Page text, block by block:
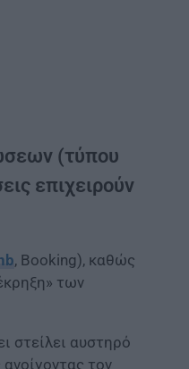
(τύπου
επιχειρούν
, Booking), καθώς
των
στείλει αυστηρό
τον